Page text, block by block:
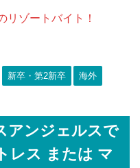
リゾートバイト！
新卒・第2新卒 海外
ンジェルスで
レス または マ